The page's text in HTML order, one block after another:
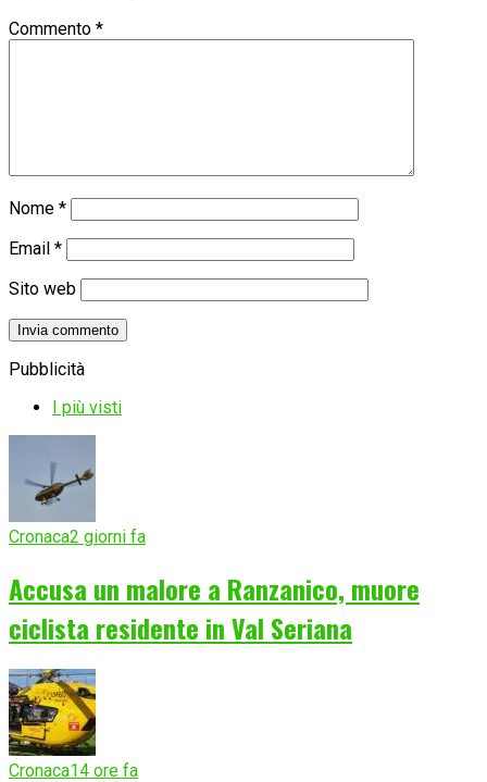
Commento *
Nome *
Email *
Sito web
Pubblicità
I più visti
Cronaca2 giorni fa
Accusa un malore a Ranzanico, muore
ciclista residente in Val Seriana
Cronaca14 ore fa